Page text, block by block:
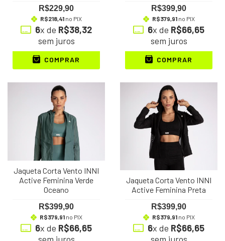
R$229,90
R$218,41no PIX
6x de R$38,32
sem juros
COMPRAR
R$399,90
R$379,91no PIX
6x de R$66,65
sem juros
COMPRAR
Jaqueta Corta Vento INNI
Active Feminina Verde
Oceano
R$399,90
R$379,91no PIX
6x de R$66,65
Jaqueta Corta Vento INNI
Active Feminina Preta
R$399,90
R$379,91no PIX
6x de R$66,65